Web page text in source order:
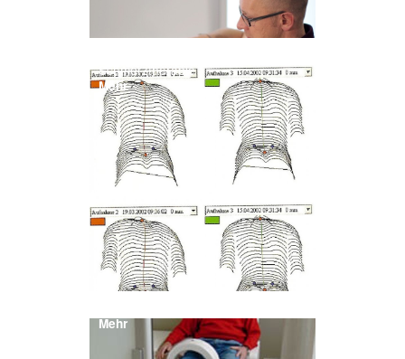
Schmerztherapie
Mehr
Mehr